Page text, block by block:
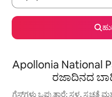
Apollonia
ರಜಾದಿನದ
ಗೆಸ್ಟ್‌ಗಳು ಒಪ್ಪುತ್ತಾರೆ: ಸ್ಥಳ, ಸ್ವಚ್ಛತೆ